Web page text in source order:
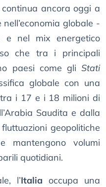
continua ancora oggi a
globale -
nel mix energetico
che tra i principali
paesi come gli Stati
globale con una
i 17 e i 18 milioni di
Saudita e dalla
geopolitiche
mantengono volumi
quotidiani.
l’Italia occupa una